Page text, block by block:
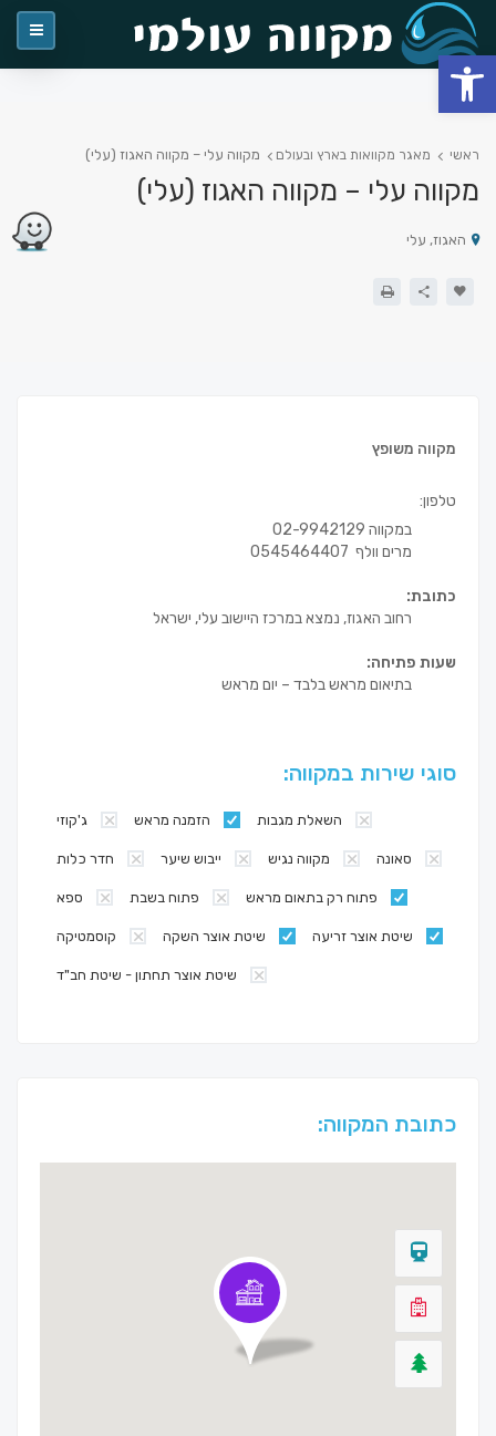
ראשי מאגר מקוואות בארץ ובעולם מקווה עלי – מקווה האגוז (עלי)
מקווה עלי – מקווה האגוז (עלי)
האגוז, עלי
מקווה משופץ
טלפון:
במקווה 02-9942129
מרים וולף 0545464407
כתובת:
רחוב האגוז, נמצא במרכז היישוב עלי, ישראל
שעות פתיחה:
בתיאום מראש בלבד – יום מראש
סוגי שירות במקווה:
ג'קוזי הזמנה מראש השאלת מגבות
חדר כלות ייבוש שיער מקווה נגיש סאונה
ספא פתוח בשבת פתוח רק בתאום מראש
קוסמטיקה שיטת אוצר השקה שיטת אוצר זריעה
שיטת אוצר תחתון - שיטת חב"ד
כתובת המקווה:
פתח סרגל נגישות